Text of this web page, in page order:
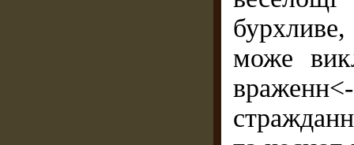
бурхливе,
може